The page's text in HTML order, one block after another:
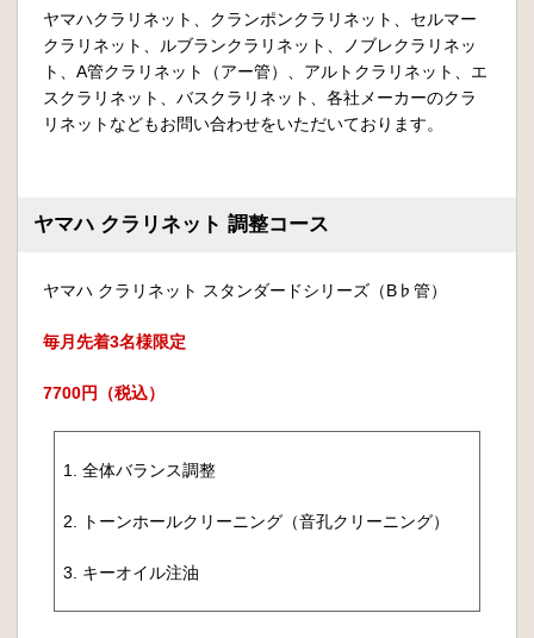
ヤマハクラリネット、クランポンクラリネット、セルマー
クラリネット、ルブランクラリネット、ノブレクラリネッ
ト、A管クラリネット（アー管）、アルトクラリネット、エ
スクラリネット、バスクラリネット、各社メーカーのクラ
リネットなどもお問い合わせをいただいております。
ヤマハ クラリネット 調整コース
ヤマハ クラリネット スタンダードシリーズ（B♭管）
毎月先着3名様限定
7700円（税込）
1. 全体バランス調整
2. トーンホールクリーニング（音孔クリーニング）
3. キーオイル注油